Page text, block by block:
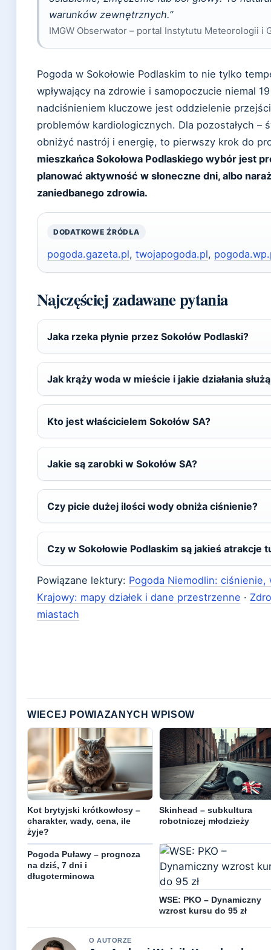
warunków zewnętrznych.”
IMGW Obserwator – portal Instytutu Meteorologii i
Pogoda w Sokołowie Podlaskim to nie tylko
wpływający na zdrowie i samopoczucie niemal
nadciśnieniem kluczowe jest oddzielenie
problemów kardiologicznych. Dla pozostałych –
obniżyć nastrój i energię, to pierwszy krok do
mieszkańca Sokołowa Podlaskiego wybór jest
planować aktywność w słoneczne dni, albo
zaniedbanego zdrowia.
DODATKOWE ŹRÓDŁA
pogoda.gazeta.pl, twojapogoda.pl,
Najczęściej zadawane pytania
Jaka rzeka płynie przez Sokołów Podlaski?
Jak krąży woda w mieście i jakie działania
Kto jest właścicielem Sokołów SA?
Jakie są zarobki w Sokołów SA?
Czy picie dużej ilości wody obniża ciśnienie?
Czy w Sokołowie Podlaskim są jakieś atrakcje
Powiązane lektury: Pogoda Niemodlin:
Krajowy: mapy działek i dane przestrzenne ·
miastach
WIECEJ POWIAZANYCH WPISOW
Kot brytyjski krótkowłosy –
charakter, wady, cena, ile
żyje?
Skinhead – subkultura
robotniczej młodzieży
Pogoda Puławy – prognoza
na dziś, 7 dni i
długoterminowa
WSE: PKO – Dynamiczny
wzrost kursu do 95 zł
O AUTORZE